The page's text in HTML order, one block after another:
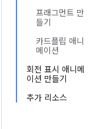
프래그먼트 만
들기
카드플립 애니
메이션
회전 표시 애니메
이션 만들기
추가 리소스